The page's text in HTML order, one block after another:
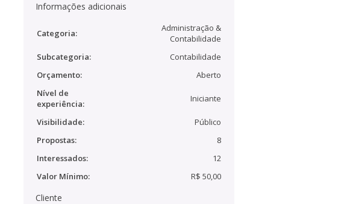
Informações adicionais
Categoria:
Administração &
Contabilidade
Subcategoria:
Contabilidade
Orçamento:
Aberto
Nível de
experiência:
Iniciante
Visibilidade:
Público
Propostas:
8
Interessados:
12
Valor Mínimo:
R$ 50,00
Cliente